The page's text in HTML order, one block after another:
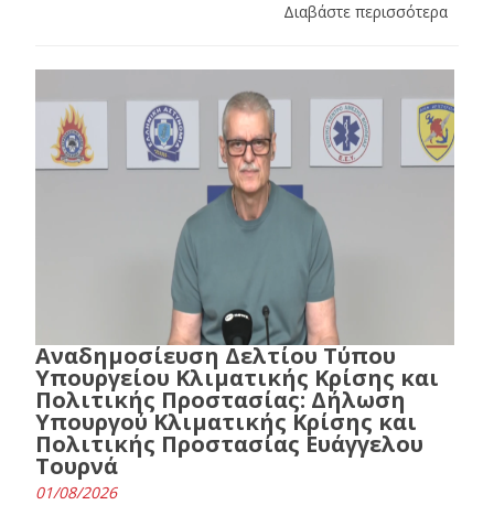
Διαβάστε περισσότερα
Αναδημοσίευση Δελτίου Τύπου
Υπουργείου Κλιματικής Κρίσης και
Πολιτικής Προστασίας: Δήλωση
Υπουργού Κλιματικής Κρίσης και
Πολιτικής Προστασίας Ευάγγελου
Τουρνά
01/08/2026